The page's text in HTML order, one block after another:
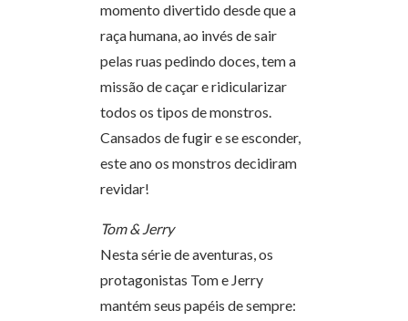
momento divertido desde que a
raça humana, ao invés de sair
pelas ruas pedindo doces, tem a
missão de caçar e ridicularizar
todos os tipos de monstros.
Cansados de fugir e se esconder,
este ano os monstros decidiram
revidar!
Tom & Jerry
Nesta série de aventuras, os
protagonistas Tom e Jerry
mantém seus papéis de sempre: